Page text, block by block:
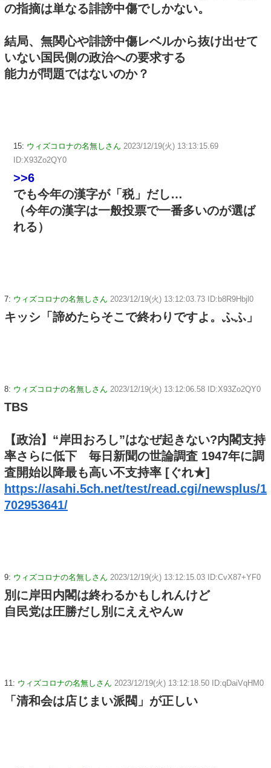
の指摘は単なる誹謗中傷でしかない。
結局、無関心や誹謗中傷レベルから抜け出せて
いない国民側の政治への要求する
能力が問題ではないのか？
15: ウィズコロナの名無しさん 2023/12/19(火) 13:13:15.69
ID:X93Zo2QY0
>>6
でも今年の漢字が「税」だし…
（今年の漢字は一般投票で一番多いのが選ば
れる）
7: ウィズコロナの名無しさん 2023/12/19(火) 13:12:03.73 ID:b8R9Hbjl0
キッシ「諦めたらそこで終わりですよ。ふふ」
8: ウィズコロナの名無しさん 2023/12/19(火) 13:12:06.58 ID:X93Zo2QY0
TBS
【政治】“岸田おろし”はなぜ起きない?内閣支持
率さらに低下 毎日新聞の世論調査 1947年に調
査開始以降最も高い不支持率 [ぐれ★]
https://asahi.5ch.net/test/read.cgi/newsplus/1
702953641/
9: ウィズコロナの名無しさん 2023/12/19(火) 13:12:15.03 ID:CvX87+YF0
別に岸田内閣は終わるかもしれんけど
自民党は圧勝だし別にええやんw
11: ウィズコロナの名無しさん 2023/12/19(火) 13:12:18.50 ID:qDaiVqHM0
「清和会は店じまい派閥」が正しい